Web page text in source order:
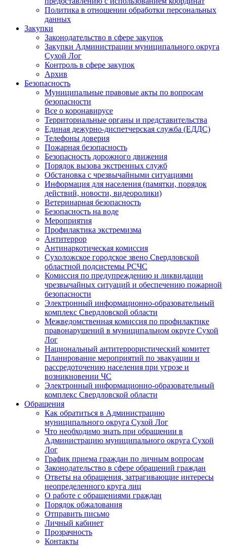
Политика в отношении обработки персональных
данных
Закупки
Законодательство в сфере закупок
Закупки Администрации муниципального округа
Сухой Лог
Контроль в сфере закупок
Архив
Безопасность
Муниципальные правовые акты по вопросам
безопасности
Все о коронавирусе
Территориальные органы и представительства
Единая дежурно-диспетчерская служба (ЕДДС)
Телефоны доверия
Пожарная безопасность
Безопасность дорожного движения
Порядок вызова экстренных служб
Обстановка с чрезвычайными ситуациями
Информация для населения (памятки, порядок
действий, новости, видеоролики)
Ветеринарная безопасность
Безопасность на воде
Мероприятия
Профилактика экстремизма
Антитеррор
Антинаркотическая комиссия
Сухоложское городское звено Свердловской
областной подсистемы РСЧС
Комиссия по предупреждению и ликвидации
чрезвычайных ситуаций и обеспечению пожарной
безопасности
Электронный информационно-образовательный
комплекс Cвердловской области
Межведомственная комиссия по профилактике
правонарушений в муниципальном округе Сухой
Лог
Национальный антитеррористический комитет
Планирование мероприятий по эвакуации и
рассредоточению населения при угрозе и
возникновении ЧС
Электронный информационно-образовательный
комплекс Свердловской области
Обращения
Как обратиться в Администрацию
муниципального округа Сухой Лог
Что необходимо знать при обращении в
Администрацию муниципального округа Сухой
Лог
График приема граждан по личным вопросам
Законодательство в сфере обращений граждан
Ответы на обращения, затрагивающие интересы
неопределенного круга лиц
О работе с обращениями граждан
Порядок обжалования
Отправить письмо
Личный кабинет
Прозрачность
Контакты